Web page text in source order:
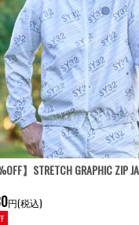
】STRETCH GRAPHIC ZIP
円(税込)